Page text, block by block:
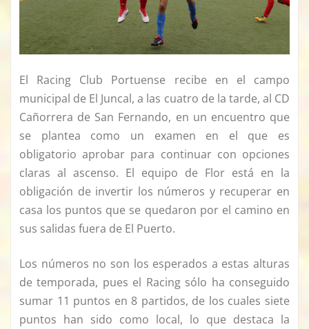
El Racing Club Portuense recibe en el campo
municipal de El Juncal, a las cuatro de la tarde, al CD
Cañorrera de San Fernando, en un encuentro que
se plantea como un examen en el que es
obligatorio aprobar para continuar con opciones
claras al ascenso. El equipo de Flor está en la
obligación de invertir los números y recuperar en
casa los puntos que se quedaron por el camino en
sus salidas fuera de El Puerto.
Los números no son los esperados a estas alturas
de temporada, pues el Racing sólo ha conseguido
sumar 11 puntos en 8 partidos, de los cuales siete
puntos han sido como local, lo que destaca la